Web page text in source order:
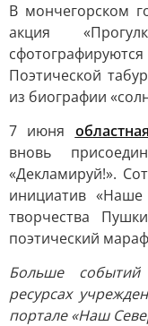
В мончегорском
акция
Поэтической
из биографии
7 июня
вновь
«Декламируй!».
инициатив
творчества
поэтический
Больше
ресурсах
портале «Наш